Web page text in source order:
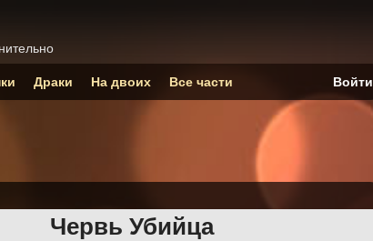
Червь Убийца
Драки На двоих Все части Войти